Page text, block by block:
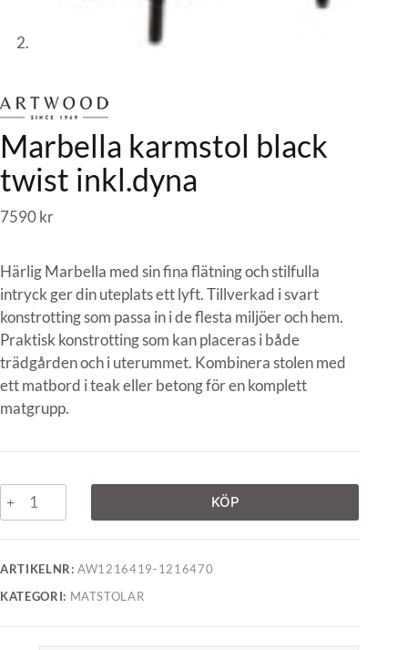
Marbella karmstol black
twist inkl.dyna
7590kr
Härlig Marbella med sin fina flätning och stilfulla
intryck ger din uteplats ett lyft. Tillverkad i svart
konstrotting som passa in i de flesta miljöer och hem.
Praktisk konstrotting som kan placeras i både
trädgården och i uterummet. Kombinera stolen med
ett matbord i teak eller betong för en komplett
matgrupp.
KÖP
ARTIKELNR:AW1216419-1216470
KATEGORI: MATSTOLAR